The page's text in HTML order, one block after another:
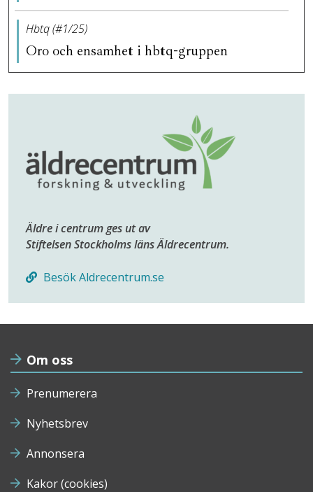
Hbtq (#1/25)
Oro och ensamhet i hbtq-gruppen
Äldre i centrum ges ut av
Stiftelsen Stockholms läns Äldrecentrum.
Besök Aldrecentrum.se
Om oss
Prenumerera
Nyhetsbrev
Annonsera
Kakor (cookies)